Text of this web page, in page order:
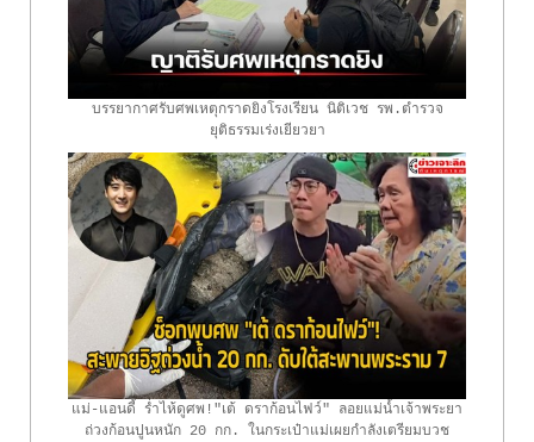
บรรยากาศรับศพเหตุกราดยิงโรงเรียน นิติเวช รพ.ตำรวจ
ยุติธรรมเร่งเยียวยา
แม่-แอนดี้ ร่ำไห้ดูศพ!"เต้ ดราก้อนไฟว์" ลอยแม่น้ำเจ้าพระยา
ถ่วงก้อนปูนหนัก 20 กก. ในกระเป๋าแม่เผยกำลังเตรียมบวช